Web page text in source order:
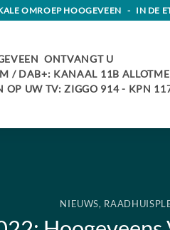
OMROEP HOOGEVEEN - IN DE
ONTVANGT U
/ DAB+: KANAAL 11B
OP UW TV: ZIGGO 914 - KPN
NIEUWS,